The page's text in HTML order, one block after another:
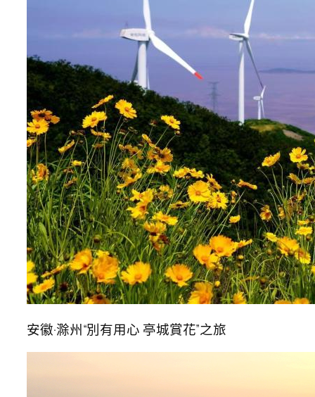
安徽·滁州“別有用心 亭城賞花”之旅